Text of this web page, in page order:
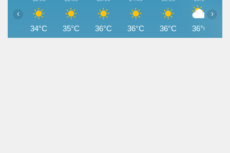
34°C 35°C 36°C 36°C 36°C 36°C
‹ ›